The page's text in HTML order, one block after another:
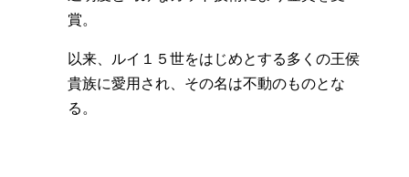
賞。
以来、ルイ１５世をはじめとする多くの王侯
貴族に愛用され、その名は不動のものとな
る。